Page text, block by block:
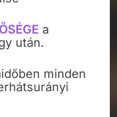
a
után.
minden